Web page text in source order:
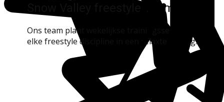
Snow Valley freestyle Team
Ons team plant wekelijkse trainingssessies in
elke freestyle discipline in een relaxte setting.